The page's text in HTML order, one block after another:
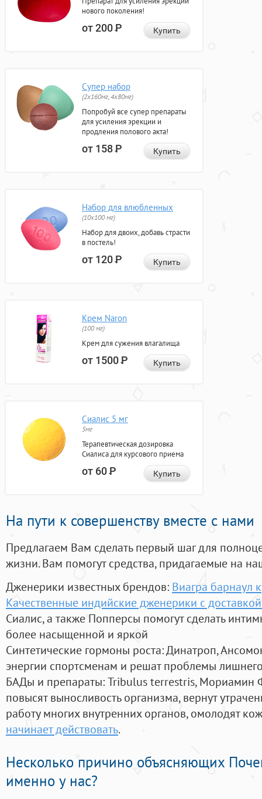
нового поколения!
от 200Р Купить
Супер набор
(2х160мг, 4х80мг)
Попробуй все супер препараты
для усиления эрекции и
продления полового акта!
от 158Р Купить
Набор для влюбленных
(10х100 мг)
Набор для двоих, добавь страсти
в постель!
от 120Р Купить
Крем Naron
(100 мг)
Крем для сужения влагалища
от 1500Р Купить
Сиалис 5 мг
5мг
Терапевтическая дозировка
Сиалиса для курсового приема
от 60Р Купить
На пути к совершенству вместе с нами
Предлагаем Вам сделать первый шаг для
жизни. Вам помогут средства, придагаемые на
Дженерики известных брендов: Виагра барнаул
Качественные индийские дженерики с
Сиалис, а также Попперсы помогут сделать
более насыщенной и яркой
Синтетические гормоны роста: Динатроп,
энергии спортсменам и решат проблемы
БАДы и препараты:Tribulus terrestris, Мориамин
повысят выносливость организма, вернут
работу многих внутренних органов, омолодят
начинает действовать.
Несколько причино объясняющих
именно у нас?